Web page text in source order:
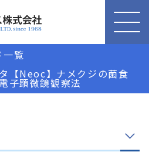
一覧
【Neoc】ナメクジの菌食
子顕微鏡観察法